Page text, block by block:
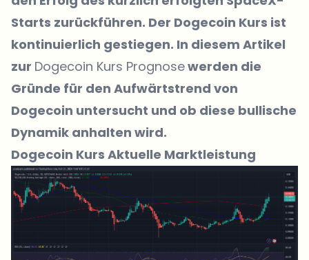
Starts zurückführen. Der Dogecoin Kurs ist
kontinuierlich gestiegen. In diesem Artikel
zur Dogecoin Kurs Prognosewerden die
Gründe für den Aufwärtstrend von
Dogecoin untersucht und ob diese bullische
Dynamik anhalten wird.
Dogecoin Kurs Aktuelle Marktleistung